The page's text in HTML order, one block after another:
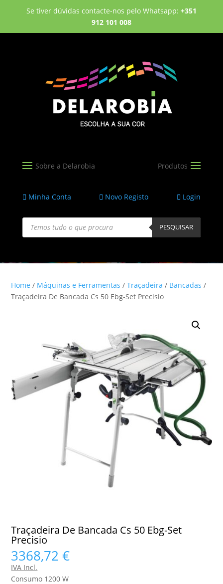
Se tiver dúvidas contacte-nos pelo Whatsapp: +351
912 101 008
Minha Conta Novo Registo Login
Products
search PESQUISAR
Home / Máquinas e Ferramentas /Traçadeira / Bancadas /
Traçadeira De Bancada Cs 50 Ebg-Set Precisio
Traçadeira De Bancada Cs 50 Ebg-Set
Precisio
3368,72€
IVA Incl.
Consumo 1200 W